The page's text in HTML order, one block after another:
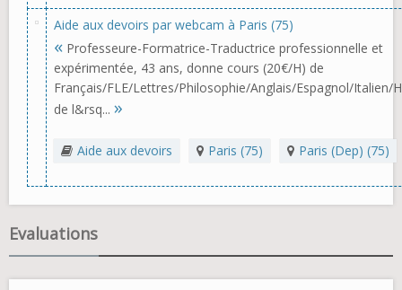
Aide aux devoirs par webcam à Paris (75)
« Professeure-Formatrice-Traductrice professionnelle et
expérimentée, 43 ans, donne cours (20€/H) de
Français/FLE/Lettres/Philosophie/Anglais/Espagnol/Italien/
de l&rsq... »
Aide aux devoirs Paris (75) Paris (Dep) (75)
Evaluations